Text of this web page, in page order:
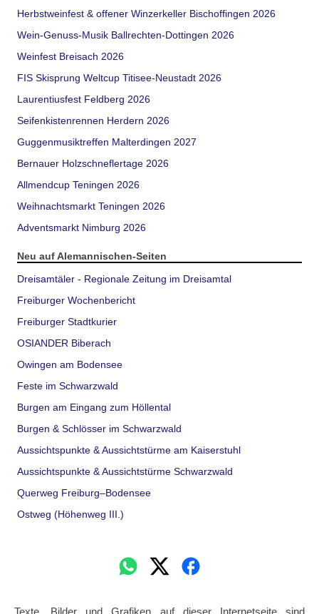
Herbstweinfest & offener Winzerkeller Bischoffingen 2026
Wein-Genuss-Musik Ballrechten-Dottingen 2026
Weinfest Breisach 2026
FIS Skisprung Weltcup Titisee-Neustadt 2026
Laurentiusfest Feldberg 2026
Seifenkistenrennen Herdern 2026
Guggenmusiktreffen Malterdingen 2027
Bernauer Holzschneflertage 2026
Allmendcup Teningen 2026
Weihnachtsmarkt Teningen 2026
Adventsmarkt Nimburg 2026
Neu auf Alemannischen-Seiten
Dreisamtäler - Regionale Zeitung im Dreisamtal
Freiburger Wochenbericht
Freiburger Stadtkurier
OSIANDER Biberach
Owingen am Bodensee
Feste im Schwarzwald
Burgen am Eingang zum Höllental
Burgen & Schlösser im Schwarzwald
Aussichtspunkte & Aussichtstürme am Kaiserstuhl
Aussichtspunkte & Aussichtstürme Schwarzwald
Querweg Freiburg–Bodensee
Ostweg (Höhenweg III.)
Texte, Bilder und Grafiken auf dieser Internetseite sind